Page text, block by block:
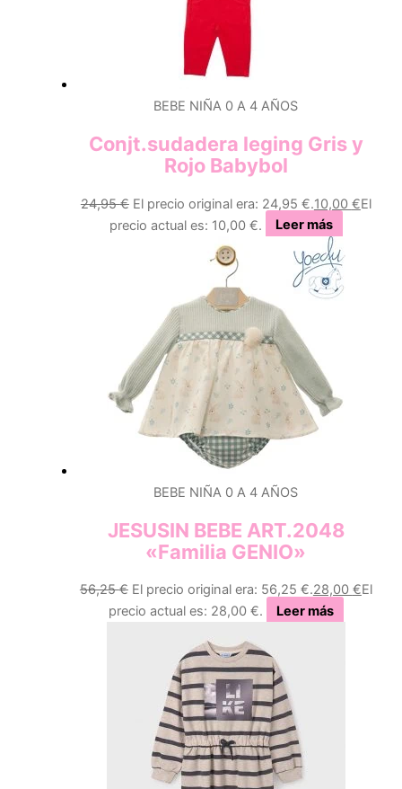
BEBE NIÑA 0 A 4 AÑOS
Conjt.sudadera leging Gris y
Rojo Babybol
24,95€ El precio original era: 24,95 €.10,00 €El
precio actual es: 10,00 €.
Leer más
BEBE NIÑA 0 A 4 AÑOS
JESUSIN BEBE ART.2048
«Familia GENIO»
56,25€ El precio original era: 56,25 €.28,00 €El
precio actual es: 28,00 €.
Leer más